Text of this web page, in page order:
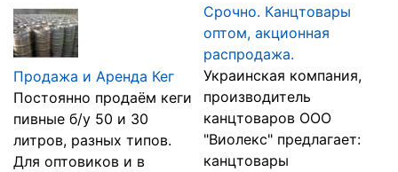
Продажа и Аренда Кег
Постоянно продаём кеги
пивные б/у 50 и 30
литров, разных типов.
Для оптовиков и в
Срочно. Канцтовары
оптом, акционная
распродажа.
Украинская компания,
производитель
канцтоваров ООО
"Виолекс" предлагает:
канцтовары